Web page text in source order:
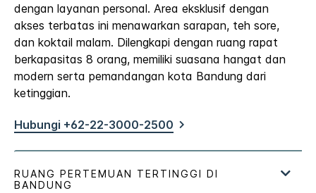
dengan layanan personal. Area eksklusif dengan
akses terbatas ini menawarkan sarapan, teh sore,
dan koktail malam. Dilengkapi dengan ruang rapat
berkapasitas 8 orang, memiliki suasana hangat dan
modern serta pemandangan kota Bandung dari
ketinggian.
Hubungi +62-22-3000-2500